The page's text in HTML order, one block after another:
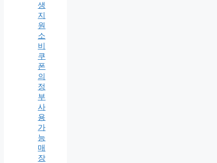
생
지
원
소
비
쿠
폰
의
정
부
사
용
가
능
매
장